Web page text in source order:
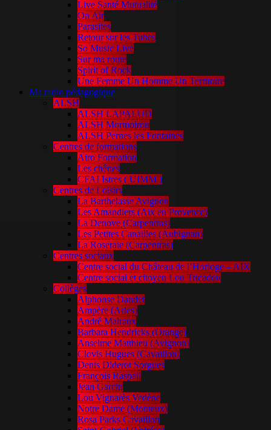
Live Santé Mutualité
On Air
Parasites
Retour sur les Tubes
So Music Live
Sur ma route
Spirit of Rock
Une Femme Un Homme Un Territoire
Ma radio pédagogique
ALSH
ALSH LAPALUD
ALSH Mormoiron
ALSH Pernes les Fontaines
Centres de formations
Airo Formation
Les chênes
CFAI Istres ( UIMM )
Centres de Loisirs
La Barthelasse Avignon
Les Amandiers (Aix en Provence)
La Denove (Carpentras)
Les Petites Canailles (Aubignan)
La Roseraie (Carpentras)
Centres sociaux
Centre social du Château de l’Horloge – AIX
Centre social et citoyen Lou Tricadou
Collèges
Alphonse Daudet
Ampère (Arles)
André Malraux
Barbara Hendricks (Orange)
Anselme Matthieu (Avignon)
Clovis Hugues (Cavaillon)
Denis Diderot Sorgues
François Raspail
Jean Garcin
Lou Vignarès Vedène
Notre Dame (Monteux)
Rosa Parks Cavaillon